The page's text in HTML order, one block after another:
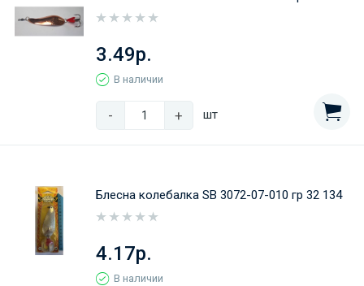
3.49р.
В наличии
- + шт
Блесна колебалка SB 3072-07-010 гр 32 134
4.17р.
В наличии